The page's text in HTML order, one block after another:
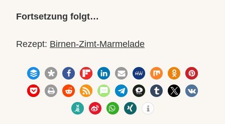
Fortsetzung folgt…
Rezept: Birnen-Zimt-Marmelade